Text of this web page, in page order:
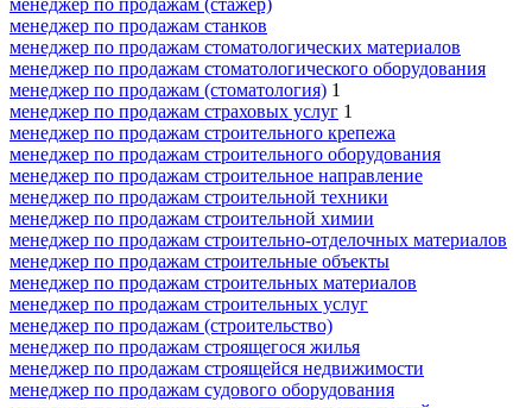
менеджер по продажам станков
менеджер по продажам стоматологических материалов
менеджер по продажам стоматологического оборудования
менеджер по продажам (стоматология) 1
менеджер по продажам страховых услуг 1
менеджер по продажам строительного крепежа
менеджер по продажам строительного оборудования
менеджер по продажам строительное направление
менеджер по продажам строительной техники
менеджер по продажам строительной химии
менеджер по продажам строительно-отделочных материалов
менеджер по продажам строительные объекты
менеджер по продажам строительных материалов
менеджер по продажам строительных услуг
менеджер по продажам (строительство)
менеджер по продажам строящегося жилья
менеджер по продажам строящейся недвижимости
менеджер по продажам судового оборудования